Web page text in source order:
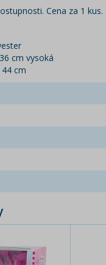
Cena za 1 kus.
cm vysoká
cm